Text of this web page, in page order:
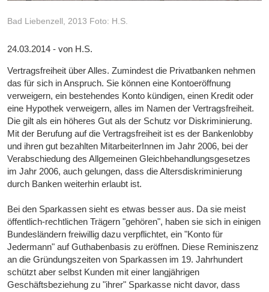
Bad Liebenzell, 2013 Foto: H.S.
24.03.2014 - von H.S.
Vertragsfreiheit über Alles. Zumindest die Privatbanken nehmen
das für sich in Anspruch. Sie können eine Kontoeröffnung
verweigern, ein bestehendes Konto kündigen, einen Kredit oder
eine Hypothek verweigern, alles im Namen der Vertragsfreiheit.
Die gilt als ein höheres Gut als der Schutz vor Diskriminierung.
Mit der Berufung auf die Vertragsfreiheit ist es der Bankenlobby
und ihren gut bezahlten MitarbeiterInnen im Jahr 2006, bei der
Verabschiedung des Allgemeinen Gleichbehandlungsgesetzes
im Jahr 2006, auch gelungen, dass die Altersdiskriminierung
durch Banken weiterhin erlaubt ist.
Bei den Sparkassen sieht es etwas besser aus. Da sie meist
öffentlich-rechtlichen Trägern "gehören", haben sie sich in einigen
Bundesländern freiwillig dazu verpflichtet, ein "Konto für
Jedermann" auf Guthabenbasis zu eröffnen. Diese Reminiszenz
an die Gründungszeiten von Sparkassen im 19. Jahrhundert
schützt aber selbst Kunden mit einer langjährigen
Geschäftsbeziehung zu "ihrer" Sparkasse nicht davor, dass